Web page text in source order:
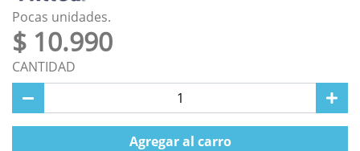
Pocas unidades.
$ 10.990
CANTIDAD
Agregar al carro